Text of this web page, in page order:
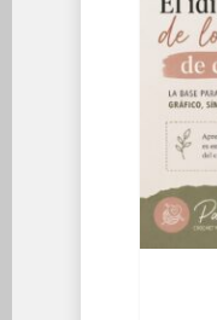
de
crochet
idioma